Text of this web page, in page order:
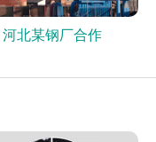
河北某钢厂合作